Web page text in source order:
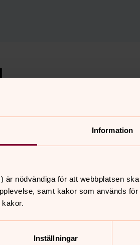
Information
är nödvändiga för att webbplatsen
samt kakor som används
Inställningar
en månad.
och anpassas efter de